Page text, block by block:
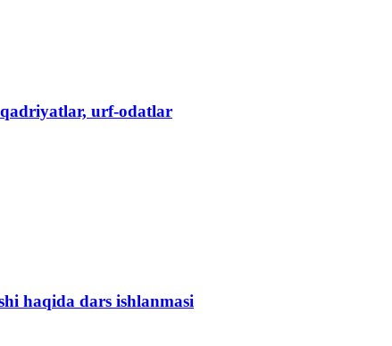
urf-odatlar
haqida dars ishlanmasi